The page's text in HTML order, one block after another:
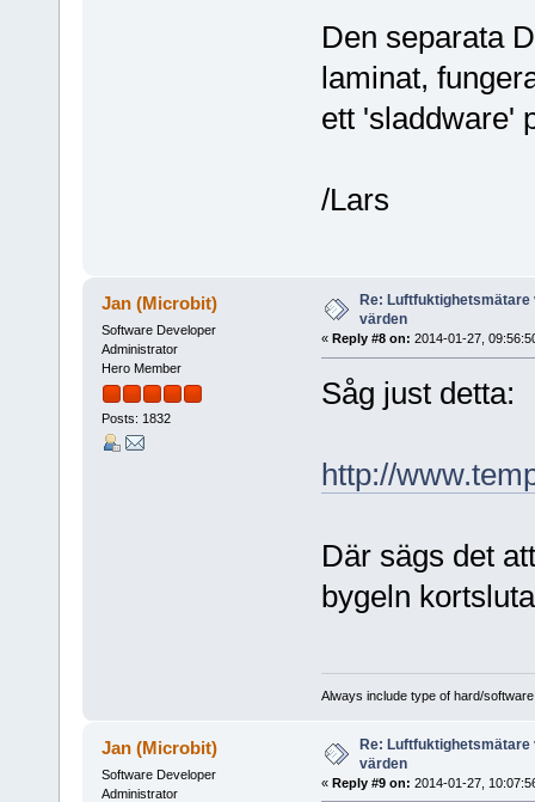
Den separata
laminat,
ett 'sladdware'
/Lars
Jan (Microbit)
Software Developer
Administrator
Hero Member
Posts: 1832
Re:
värden
« Reply #8 on: 2014-01-27,
Såg just detta:
http://
Där sägs det
bygeln
Always include type of hard/
Jan (Microbit)
Software Developer
Administrator
Re: Luftfuktighetsmätare
värden
« Reply #9 on: 2014-01-27,